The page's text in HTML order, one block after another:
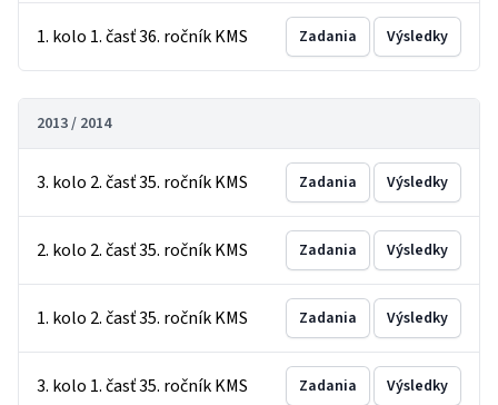
1. kolo 1. časť 36. ročník KMS Zadania Výsledky
2013 / 2014
3. kolo 2. časť 35. ročník KMS Zadania Výsledky
2. kolo 2. časť 35. ročník KMS Zadania Výsledky
1. kolo 2. časť 35. ročník KMS Zadania Výsledky
3. kolo 1. časť 35. ročník KMS Zadania Výsledky